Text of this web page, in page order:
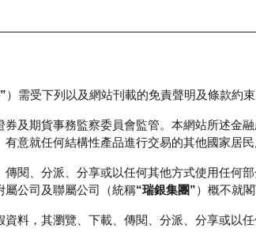
股資料及市場統計 瑞銀輪證教室
）需受下列以及網站刊載的免責聲明及條款約束
及期貨事務監察委員會監管。本網站所述金融
意就任何結構性產品進行交易的其他國家居民
閱、分派、分享或以任何其他方式使用任何
屬公司及聯屬公司（統稱“瑞銀集團”）概不就
料，其瀏覽、下載、傳閱、分派、分享或以